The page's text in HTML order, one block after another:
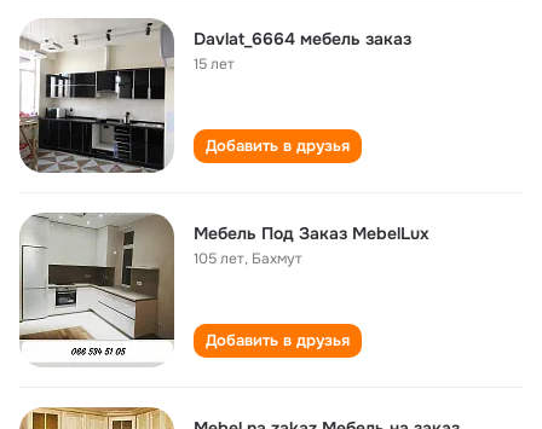
Davlat_6664 мебель заказ
15 лет
Добавить в друзья
Мебель Под Заказ MebelLux
105 лет, Бахмут
Добавить в друзья